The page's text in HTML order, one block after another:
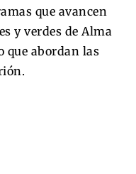
que avancen
y verdes de Alma
que abordan las